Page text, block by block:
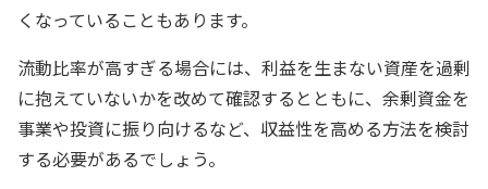
くなっていることもあります。
流動比率が高すぎる場合には、利益を生まない資産を過剰
に抱えていないかを改めて確認するとともに、余剰資金を
事業や投資に振り向けるなど、収益性を高める方法を検討
する必要があるでしょう。